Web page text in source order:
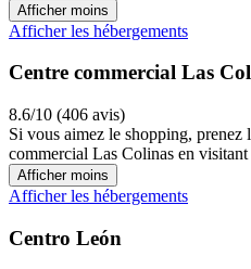
Afficher moins
Afficher les hébergements
Centre commercial Las
8.6/10 (406 avis)
Si vous aimez le shopping, prenez
commercial Las Colinas en
Afficher moins
Afficher les hébergements
Centro León